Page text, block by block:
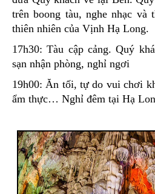
trên boong tàu, nghe nhạc và
thiên nhiên của Vịnh Hạ Long.
17h30: Tàu cập cảng. Quý
sạn nhận phòng, nghỉ ngơi
19h00: Ăn tối, tự do vui chơi
ẩm thực… Nghỉ đêm tại Hạ